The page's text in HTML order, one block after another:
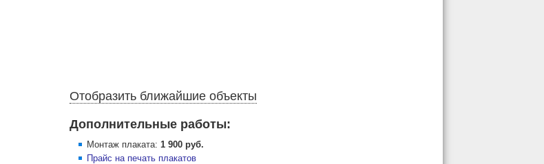
Отобразить ближайшие объекты
Дополнительные работы:
Монтаж плаката: 1 900 руб.
Прайс на печать плакатов